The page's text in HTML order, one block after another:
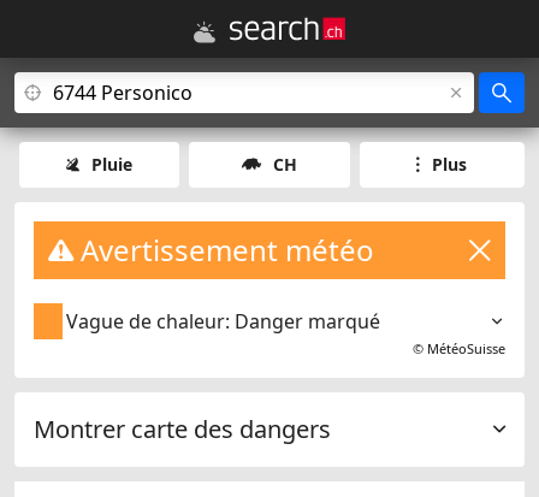
Pluie CH Plus
Avertissement météo
Vague de chaleur: Danger marqué
© MétéoSuisse
Montrer carte des dangers